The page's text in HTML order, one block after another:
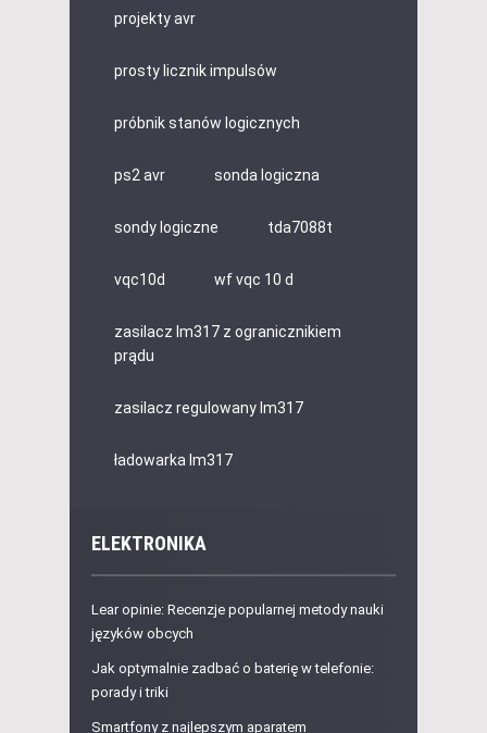
projekty avr
prosty licznik impulsów
próbnik stanów logicznych
ps2 avr sonda logiczna
sondy logiczne tda7088t
vqc10d wf vqc 10 d
zasilacz lm317 z ogranicznikiem
prądu
zasilacz regulowany lm317
ładowarka lm317
ELEKTRONIKA
Lear opinie: Recenzje popularnej metody nauki
języków obcych
Jak optymalnie zadbać o baterię w telefonie:
porady i triki
Smartfony z najlepszym aparatem